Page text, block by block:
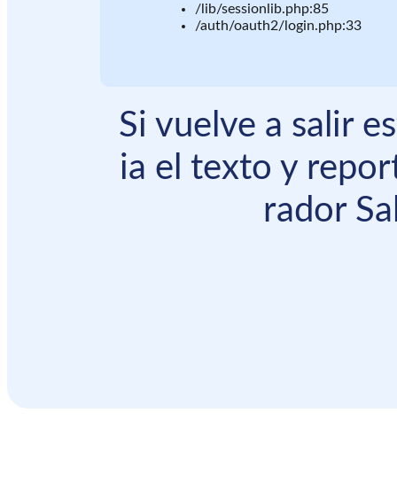
/lib/sessionlib.php:85
/auth/oauth2/login.php:33
Si vuelve a salir
ia el texto y
rador